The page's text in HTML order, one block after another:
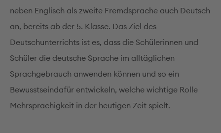
neben Englisch als zweite Fremdsprache auch Deutsch
an, bereits ab der 5. Klasse. Das Ziel des
Deutschunterrichts ist es, dass die Schülerinnen und
Schüler die deutsche Sprache im alltäglichen
Sprachgebrauch anwenden können und so ein
Bewusstseindafür entwickeln, welche wichtige Rolle
Mehrsprachigkeit in der heutigen Zeit spielt.